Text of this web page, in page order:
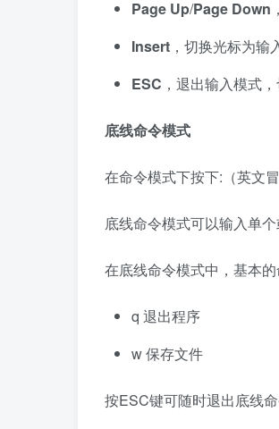
Page Up/Page Down
Insert ，切换光标为
ESC ，退出输入模式
底线命令模式
在命令模式下按下:（英文
底线命令模式可以输入单
在底线命令模式中，基本
q 退出程序
w 保存文件
按ESC键可随时退出底线命